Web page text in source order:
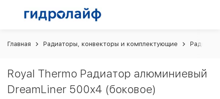
Главная Радиаторы, конвекторы и комплектующие
Royal Thermo Радиатор алюминиевый
DreamLiner 500х4 (боковое)